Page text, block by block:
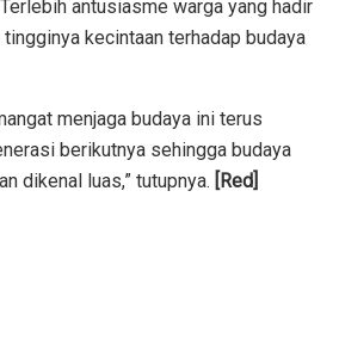
antusiasme warga yang hadir
kecintaan terhadap budaya
menjaga budaya ini terus
berikutnya sehingga budaya
dikenal luas,” tutupnya. [Red]